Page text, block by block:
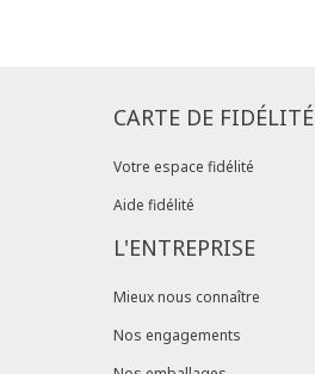
CARTE DE FIDÉLITÉ
Votre espace fidélité
Aide fidélité
L'ENTREPRISE
Mieux nous connaître
Nos engagements